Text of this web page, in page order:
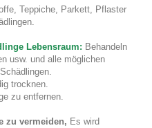
Teppiche, Parkett, Pflaster
Lebensraum: Behandeln
usw. und alle möglichen
trocknen.
zu entfernen.
zu vermeiden, Es wird